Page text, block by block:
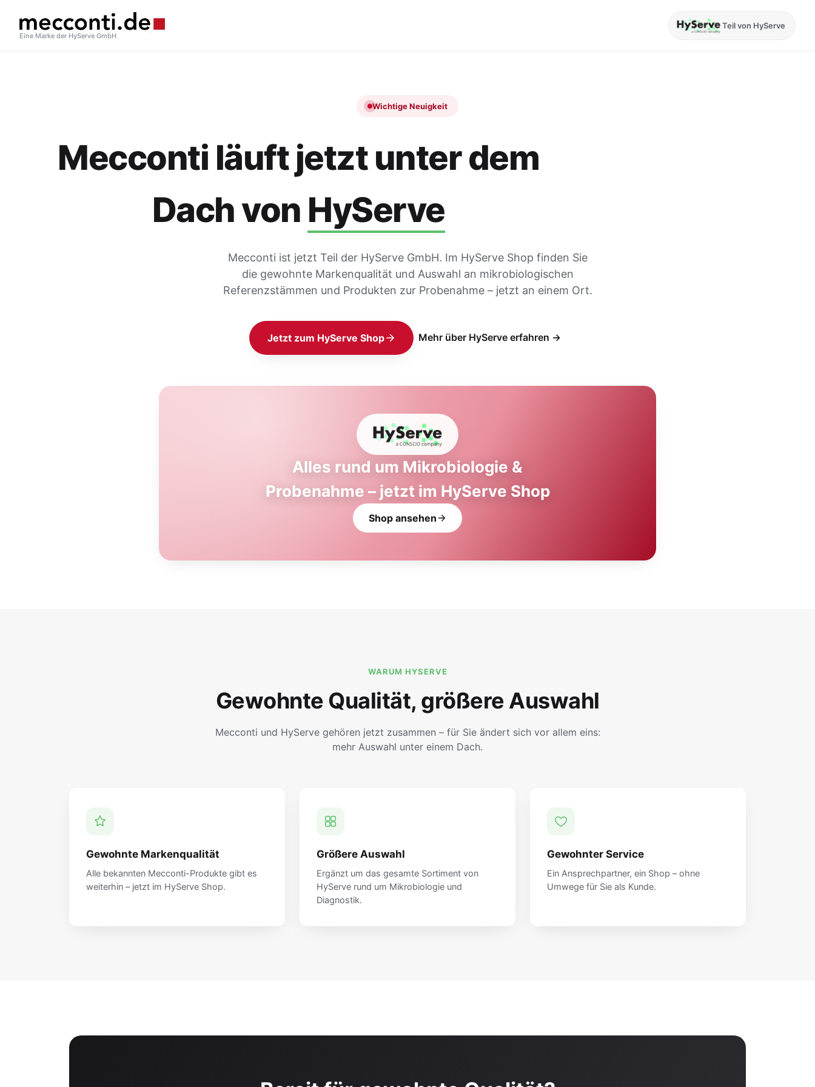
Eine Marke der HyServe GmbH
Teil von HyServe
Wichtige Neuigkeit
Mecconti läuft jetzt unter dem
Dach von HyServe
Mecconti ist jetzt Teil der HyServe GmbH. Im HyServe Shop finden Sie
die gewohnte Markenqualität und Auswahl an mikrobiologischen
Referenzstämmen und Produkten zur Probenahme – jetzt an einem Ort.
Jetzt zum HyServe Shop Mehr über HyServe erfahren →
Alles rund um Mikrobiologie &
Probenahme – jetzt im HyServe Shop
Shop ansehen
WARUM HYSERVE
Gewohnte Qualität, größere Auswahl
Mecconti und HyServe gehören jetzt zusammen – für Sie ändert sich vor allem eins:
mehr Auswahl unter einem Dach.
Gewohnte Markenqualität
Alle bekannten Mecconti-Produkte gibt es
weiterhin – jetzt im HyServe Shop.
Größere Auswahl
Ergänzt um das gesamte Sortiment von
HyServe rund um Mikrobiologie und
Diagnostik.
Gewohnter Service
Ein Ansprechpartner, ein Shop – ohne
Umwege für Sie als Kunde.